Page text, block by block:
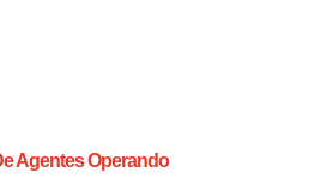
Agentes Operando